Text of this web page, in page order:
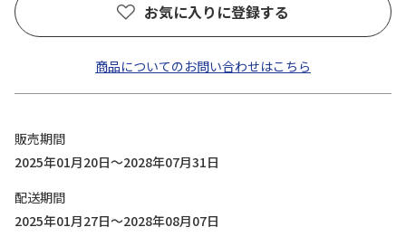
お気に入りに登録する
商品についてのお問い合わせはこちら
販売期間
2025年01月20日～2028年07月31日
配送期間
2025年01月27日～2028年08月07日